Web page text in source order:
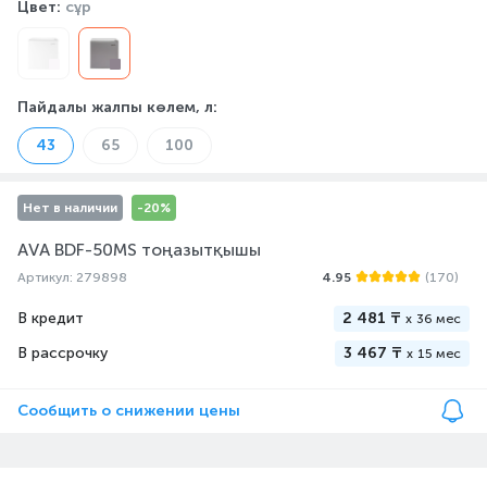
Цвет: сұр
Пайдалы жалпы көлем, л:
43 65 100
Нет в наличии -20%
AVA BDF-50MS тоңазытқышы
Артикул: 279898 4.95 (170)
В кредит 2 481 ₸ x 36 мес
В рассрочку 3 467 ₸ x 15 мес
Сообщить о снижении цены